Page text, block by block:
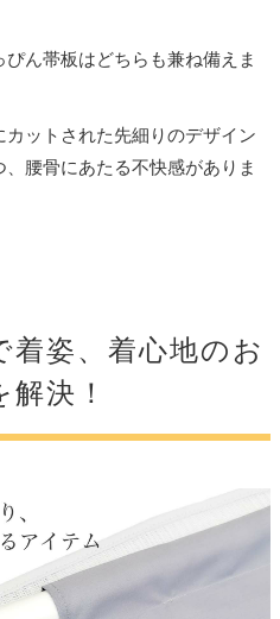
ん帯板はどちらも兼ね備えま
ットされた先細りのデザイン
腰骨にあたる不快感がありま
着姿、着心地のお
決！